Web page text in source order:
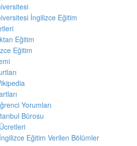
İngilizce Eğitim
Eğitim
Eğitim
Yorumları
Bürosu
Eğitim Verilen Bölümler